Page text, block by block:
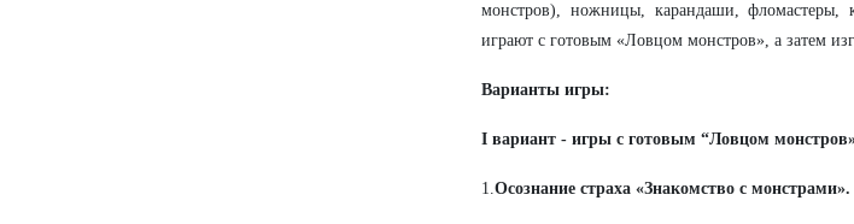
монстров), ножницы, карандаши, фломастеры,
играют с готовым «Ловцом монстров», а затем
Варианты игры:
I вариант - игры с готовым “Ловцом
1.Осознание страха «Знакомство с монстрами».